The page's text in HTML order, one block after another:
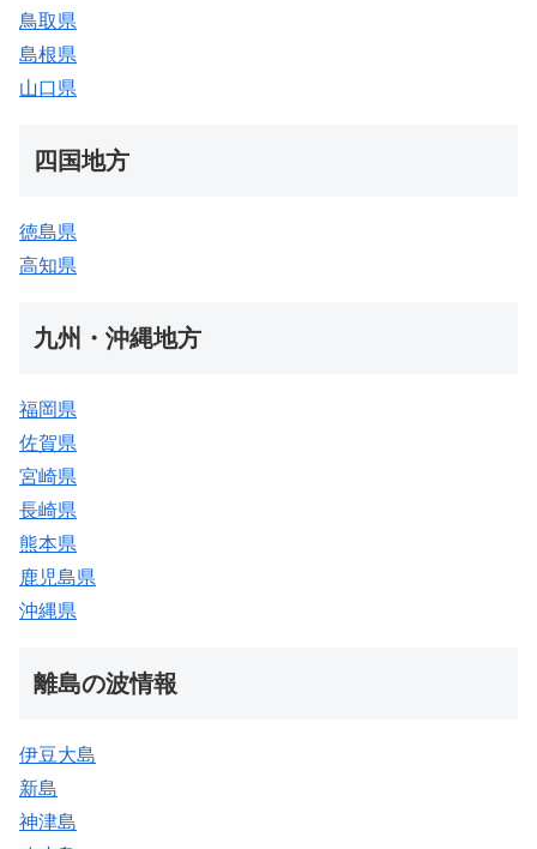
鳥取県
島根県
山口県
四国地方
徳島県
高知県
九州・沖縄地方
福岡県
佐賀県
宮崎県
長崎県
熊本県
鹿児島県
沖縄県
離島の波情報
伊豆大島
新島
神津島